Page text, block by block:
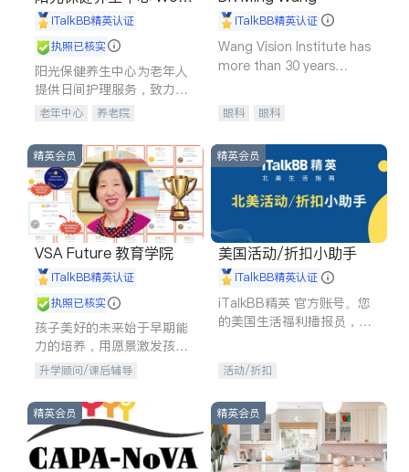
shine
iTalkBB精英认证
执照已核实
阳光保健养生中心为老年人
提供日间护理服务，致力于
通过持续的护理创新来有效
老年中心 养老院
iTalkBB精英认证
Wang Vision Institute has
more than 30 years
眼科 眼科
精英会员
VSA Future 教育学院
iTalkBB精英认证
执照已核实
孩子美好的未来始于早期能
力的培养，用愿景激发孩子
的学习潜力和动力。理念：
石。
升学顾问/课后辅导
精英会员
美国活动/折扣小助手
iTalkBB精英认证
iTalkBB精英 官方账号。您
的美国生活福利播报员，精
专属福利。
活动/折扣
精英会员 精英会员